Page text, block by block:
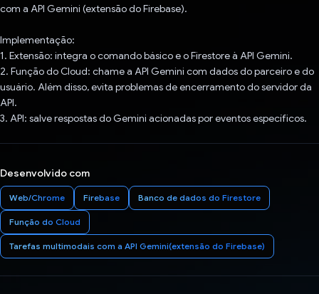
com a API Gemini (extensão do Firebase).
Implementação:
1. Extensão: integra o comando básico e o Firestore à API Gemini.
2. Função do Cloud: chame a API Gemini com dados do parceiro e do
usuário. Além disso, evita problemas de encerramento do servidor da
API.
3. API: salve respostas do Gemini acionadas por eventos específicos.
Desenvolvido com
Web/Chrome Firebase Banco de dados do Firestore
Função do Cloud
Tarefas multimodais com a API Gemini(extensão do Firebase)